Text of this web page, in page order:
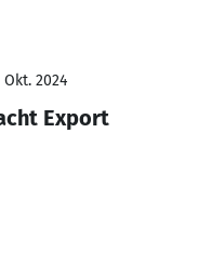
2024
Export